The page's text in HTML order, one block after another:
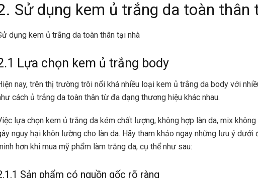
Sử dụng kem ủ trắng da toàn thân
dụng kem ủ trắng da toàn thân tại nhà
Lựa chọn kem ủ trắng body
nay, trên thị trường trôi nổi khá nhiều loại kem ủ trắng da body với
cách ủ trắng da toàn thân từ đa dạng thương hiệu khác nhau.
lựa chọn kem ủ trắng da kém chất lượng, không hợp làn da, mix
nguy hại khôn lường cho làn da. Hãy tham khảo ngay những lưu ý dưới
hơn khi mua mỹ phẩm làm trắng da, cụ thể như sau:
Sản phẩm có nguồn gốc rõ ràng